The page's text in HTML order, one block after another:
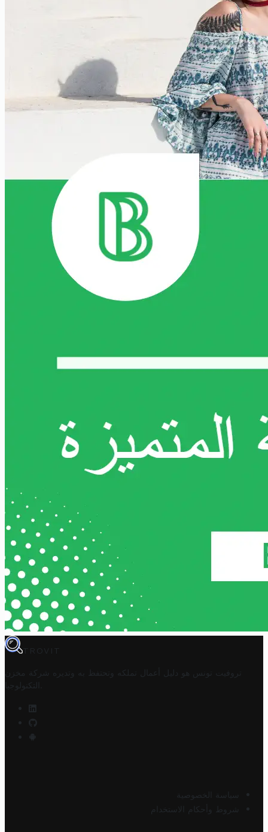
TROVIT
تروفيت تونس هو دليل أعمال تملكه وتحتفظ به وتديره
شركة مخزن
التكنولوجيا
سياسة الخصوصية
شروط وأحكام الاستخدام